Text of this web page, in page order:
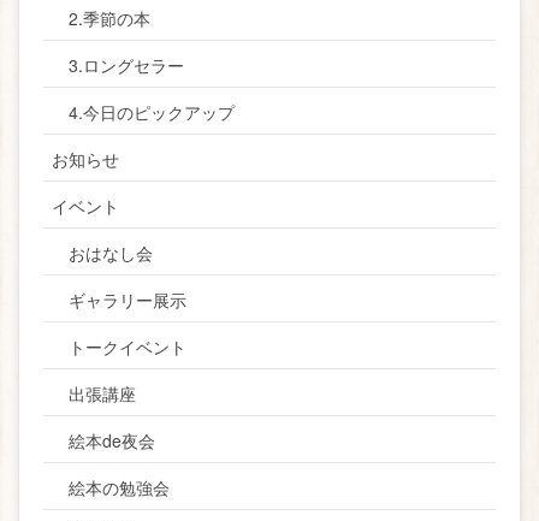
2.季節の本
3.ロングセラー
4.今日のピックアップ
お知らせ
イベント
おはなし会
ギャラリー展示
トークイベント
出張講座
絵本de夜会
絵本の勉強会